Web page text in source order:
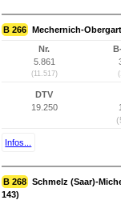
B 266 Mechernich-
Nr.
5.861
(11.517)
DTV
19.250
Infos...
B 268 Schmelz (Saar)-
143)